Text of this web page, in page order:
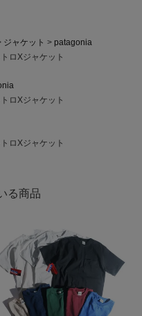
ジャケット
patagonia
ロXジャケット
ロXジャケット
ロXジャケット
る商品